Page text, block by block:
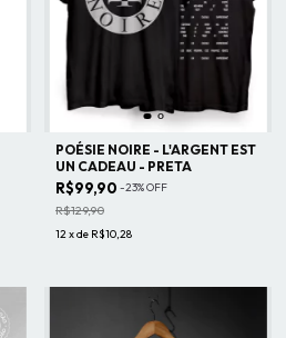
POÉSIE NOIRE - L'ARGENT EST
UN CADEAU - PRETA
R$99,90 -23%OFF
R$129,90
12 xde R$10,28